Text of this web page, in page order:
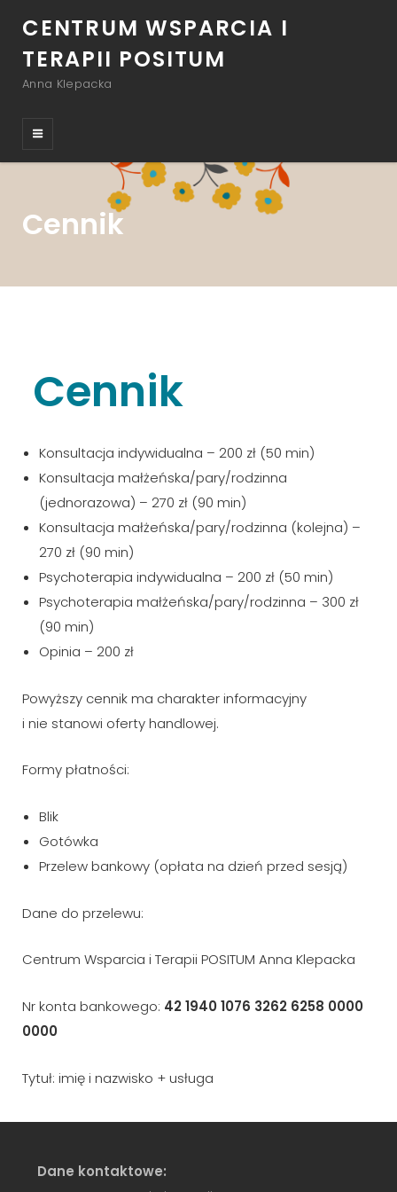
CENTRUM WSPARCIA I
TERAPII POSITUM
Anna Klepacka
Cennik
Cennik
Konsultacja indywidualna – 200 zł (50 min)
Konsultacja małżeńska/pary/rodzinna
(jednorazowa) – 270 zł (90 min)
Konsultacja małżeńska/pary/rodzinna (kolejna) –
270 zł (90 min)
Psychoterapia indywidualna – 200 zł (50 min)
Psychoterapia małżeńska/pary/rodzinna – 300 zł
(90 min)
Opinia – 200 zł
Powyższy cennik ma charakter informacyjny
i nie stanowi oferty handlowej.
Formy płatności:
Blik
Gotówka
Przelew bankowy (opłata na dzień przed sesją)
Dane do przelewu:
Centrum Wsparcia i Terapii POSITUM Anna Klepacka
Nr konta bankowego: 42 1940 1076 3262 6258 0000
0000
Tytuł: imię i nazwisko + usługa
Dane kontaktowe: